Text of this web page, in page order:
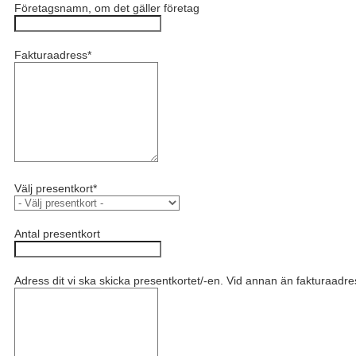
Företagsnamn, om det gäller företag
Fakturaadress*
Välj presentkort*
Antal presentkort
Adress dit vi ska skicka presentkortet/-en. Vid annan än